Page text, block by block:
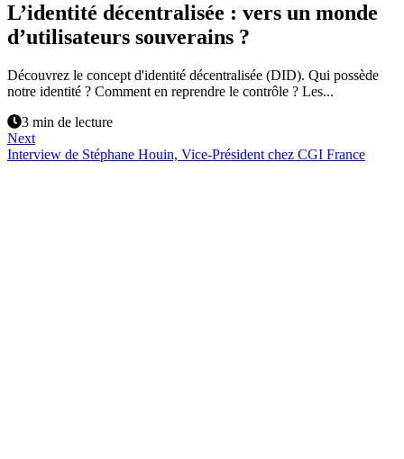
L’identité décentralisée : vers un monde
d’utilisateurs souverains ?
Découvrez le concept d'identité décentralisée (DID). Qui possède
notre identité ? Comment en reprendre le contrôle ? Les...
3 min de lecture
Next
Interview de Stéphane Houin, Vice-Président chez CGI France